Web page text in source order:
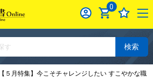
0
検索
５月特集】今こそチャレンジしたい すこやかな職